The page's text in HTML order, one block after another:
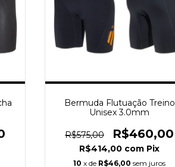
Bermuda Flutuação Treino
Unisex 3.0mm
R$575,00 R$460,00
R$414,00 com Pix
10 x de R$46,00 sem juros